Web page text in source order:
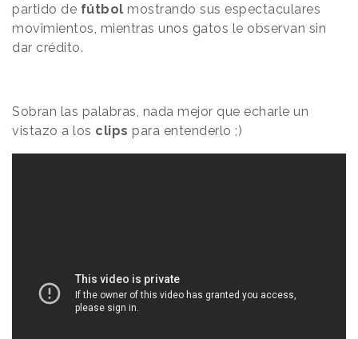
partido de fútbol mostrando sus espectaculares
movimientos, mientras unos gatos le observan sin
dar crédito.
Sobran las palabras, nada mejor que echarle un
vistazo a los clips para entenderlo ;)